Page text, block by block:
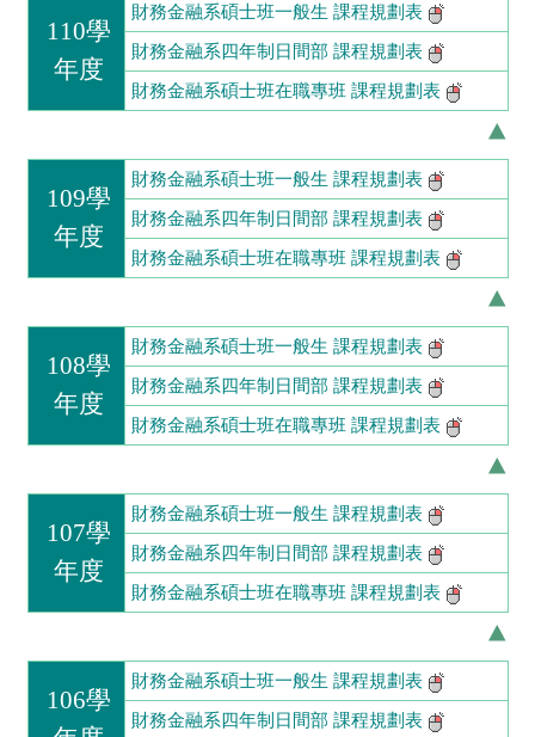
110學
年度
財務金融系碩士班一般生 課程規劃表
財務金融系四年制日間部 課程規劃表
財務金融系碩士班在職專班 課程規劃表
109學
年度
財務金融系碩士班一般生 課程規劃表
財務金融系四年制日間部 課程規劃表
財務金融系碩士班在職專班 課程規劃表
108學
年度
財務金融系碩士班一般生 課程規劃表
財務金融系四年制日間部 課程規劃表
財務金融系碩士班在職專班 課程規劃表
107學
年度
財務金融系碩士班一般生 課程規劃表
財務金融系四年制日間部 課程規劃表
財務金融系碩士班在職專班 課程規劃表
106學
財務金融系碩士班一般生 課程規劃表
財務金融系四年制日間部 課程規劃表